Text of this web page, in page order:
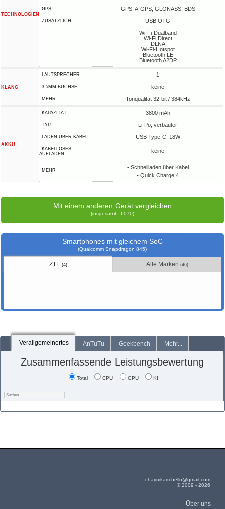
TECHNOLOGIEN
GPS GPS, A-GPS, GLONASS, BDS
ZUSÄTZLICH
USB OTG
Wi-Fi-Dualband
Wi-Fi Direct
DLNA
Wi-Fi-Hotspot
Bluetooth LE
Bluetooth A2DP
KLANG
LAUTSPRECHER 1
3,5MM-BUCHSE keine
MEHR Tonqualität 32-bit / 384kHz
AKKU
KAPAZITÄT 3800 mAh
TYP Li-Po, verbauter
LADEN ÜBER KABEL USB Type-C, 18W
KABELLOSES
AUFLADEN
keine
MEHR
• Schnellladen über Kabel
• Quick Charge 4
Mit einem anderen Gerät vergleichen
(insgesamt - 6070)
Smartphones mit gleichem SoC
(Qualcomm Snapdragon 845)
ZTE (4) Alle Marken (46)
Verallgemeinertes AnTuTu Geekbench Mehr...
Zusammenfassende Leistungsbewertung
Total CPU GPU KI
chaynikam.hello@gmail.com
© 2009 - 2026
Über uns